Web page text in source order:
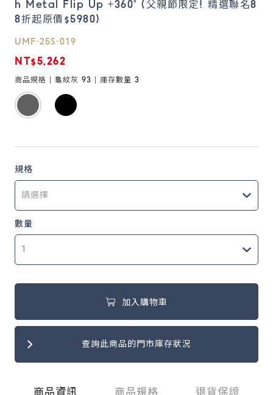
鏡片說明
Lens
常見問題
FAQ
h Metal Flip Up +360° (父親節限定! 精選聯名8
8折起原價$5980)
UMF-25S-019
NT$5,262
商品規格 | 龜紋灰 93 | 庫存數量 3
規格
數量
加入購物車
查詢此商品的門市庫存狀況